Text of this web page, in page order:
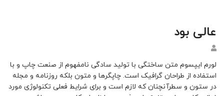
عالی بود
لورم ایپسوم متن ساختگی با تولید سادگی نامفهوم از صنعت چاپ و با
استفاده از طراحان گرافیک است. چاپگرها و متون بلکه روزنامه و مجله
در ستون و سطرآنچنان که لازم است و برای شرایط فعلی تکنولوژی مورد